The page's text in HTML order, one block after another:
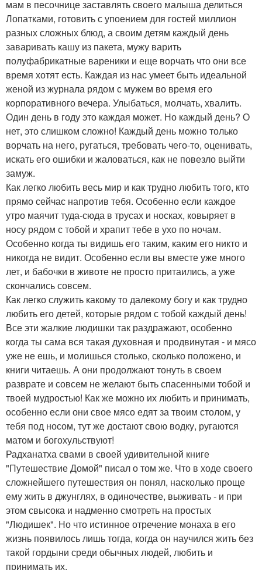
мам в песочнице заставлять своего малыша делиться
Лопатками, готовить с упоением для гостей миллион
разных сложных блюд, а своим детям каждый день
заваривать кашу из пакета, мужу варить
полуфабрикатные вареники и еще ворчать что они все
время хотят есть. Каждая из нас умеет быть идеальной
женой из журнала рядом с мужем во время его
корпоративного вечера. Улыбаться, молчать, хвалить.
Один день в году это каждая может. Но каждый день? О
нет, это слишком сложно! Каждый день можно только
ворчать на него, ругаться, требовать чего-то, оценивать,
искать его ошибки и жаловаться, как не повезло выйти
замуж.
Как легко любить весь мир и как трудно любить того, кто
прямо сейчас напротив тебя. Особенно если каждое
утро маячит туда-сюда в трусах и носках, ковыряет в
носу рядом с тобой и храпит тебе в ухо по ночам.
Особенно когда ты видишь его таким, каким его никто и
никогда не видит. Особенно если вы вместе уже много
лет, и бабочки в животе не просто притаились, а уже
скончались совсем.
Как легко служить какому то далекому богу и как трудно
любить его детей, которые рядом с тобой каждый день!
Все эти жалкие людишки так раздражают, особенно
когда ты сама вся такая духовная и продвинутая - и мясо
уже не ешь, и молишься столько, сколько положено, и
книги читаешь. А они продолжают тонуть в своем
разврате и совсем не желают быть спасенными тобой и
твоей мудростью! Как же можно их любить и принимать,
особенно если они свое мясо едят за твоим столом, у
тебя под носом, тут же достают свою водку, ругаются
матом и богохульствуют!
Радханатха свами в своей удивительной книге
"Путешествие Домой" писал о том же. Что в ходе своего
сложнейшего путешествия он понял, насколько проще
ему жить в джунглях, в одиночестве, выживать - и при
этом свысока и надменно смотреть на простых
"Людишек". Но что истинное отречение монаха в его
жизнь появилось лишь тогда, когда он научился жить без
такой гордыни среди обычных людей, любить и
принимать их.